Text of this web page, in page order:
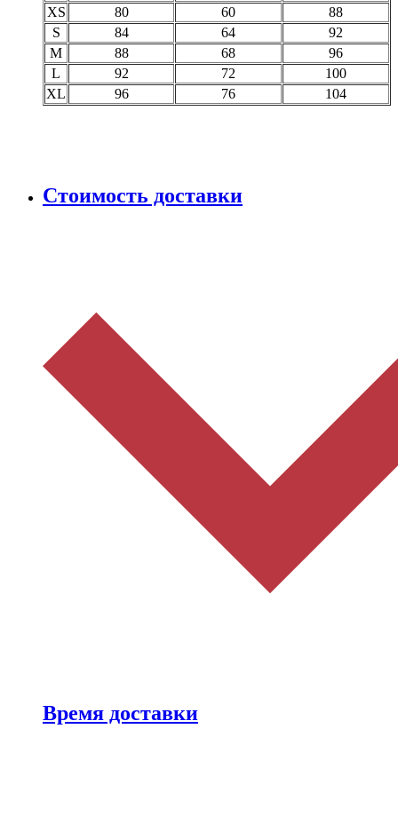
XS
80 60
88
S
84 64
92
M
88 68
96
L
92 72
100
XL
96 76 104
Стоимость доставки
Время доставки